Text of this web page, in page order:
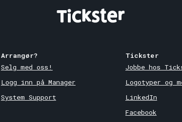
Arrangør?
Selg med oss!
Logg inn på Manager
System Support
Tickster
Jobbe hos
Logotyper og
LinkedIn
Facebook